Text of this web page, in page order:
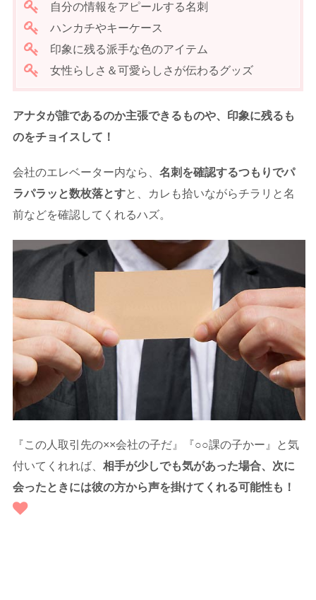
自分の情報をアピールする名刺
ハンカチやキーケース
印象に残る派手な色のアイテム
女性らしさ＆可愛らしさが伝わるグッズ
アナタが誰であるのか主張できるものや、印象に残るも
のをチョイスして！
会社のエレベーター内なら、 名刺を確認するつもりでパ
ラパラッと数枚落とすと、カレも拾いながらチラリと名
前などを確認してくれるハズ。
『この人取引先の××会社の子だ』『○○課の子かー』と気
付いてくれれば、 相手が少しでも気があった場合、次に
会ったときには彼の方から声を掛けてくれる可能性も！